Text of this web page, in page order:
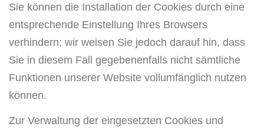
Sie können die Installation der Cookies durch eine
entsprechende Einstellung Ihres Browsers
verhindern; wir weisen Sie jedoch darauf hin, dass
Sie in diesem Fall gegebenenfalls nicht sämtliche
Funktionen unserer Website vollumfänglich nutzen
können.
Zur Verwaltung der eingesetzten Cookies und